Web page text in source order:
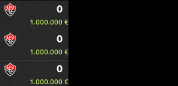
0
1.000.000 €
0
1.000.000 €
0
1.000.000 €